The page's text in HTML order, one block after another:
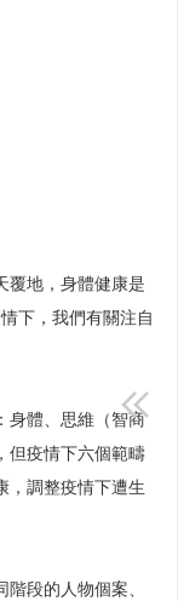
覆地，身體健康是
下，我們有關注自
身體、思維（智商
但疫情下六個範疇
，調整疫情下遭生
段的人物個案、